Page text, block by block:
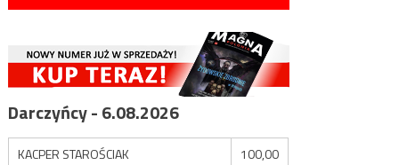
Darczyńcy - 6.08.2026
KACPER STAROŚCIAK
100,00